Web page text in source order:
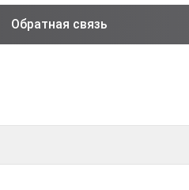
Обратная связь